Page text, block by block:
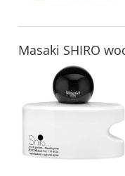
Masaki SHIRO